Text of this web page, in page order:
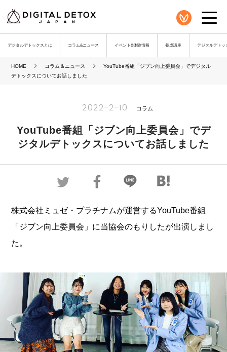
デジタルデトックスとは コラム&ニュース イベント&体験情報 養成講座 デジタルデトッ
HOME コラム＆ニュース
YouTube番組「ジブン向上委員会」でデジタル
デトックスについてお話しました
2022-2-10 コラム
YouTube番組「ジブン向上委員会」でデ
ジタルデトックスについてお話しました
株式会社ミュゼ・プラチナムが運営するYouTube番組
「ジブン向上委員会」に当協会のもりしたが出演しまし
た。